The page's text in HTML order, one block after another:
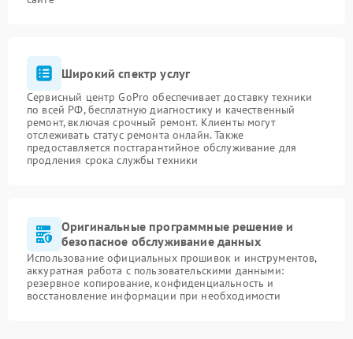
Широкий спектр услуг
Сервисный центр GoPro обеспечивает доставку техники
по всей РФ, бесплатную диагностику и качественный
ремонт, включая срочный ремонт. Клиенты могут
отслеживать статус ремонта онлайн. Также
предоставляется постгарантийное обслуживание для
продления срока службы техники
Оригинальные программные решение и
безопасное обслуживание данных
Использование официальных прошивок и инструментов,
аккуратная работа с пользовательскими данными:
резервное копирование, конфиденциальность и
восстановление информации при необходимости